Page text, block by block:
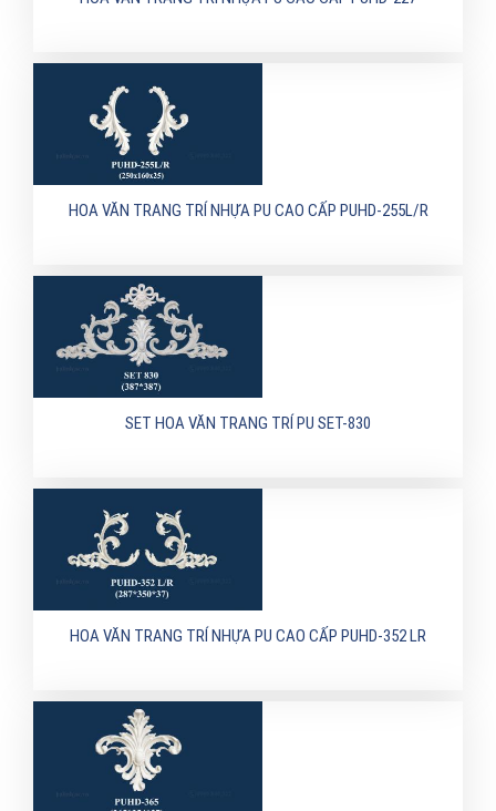
HOA VĂN TRANG TRÍ NHỰA PU CAO CẤP PUHD-255L/R
SET HOA VĂN TRANG TRÍ PU SET-830
HOA VĂN TRANG TRÍ NHỰA PU CAO CẤP PUHD-352 LR